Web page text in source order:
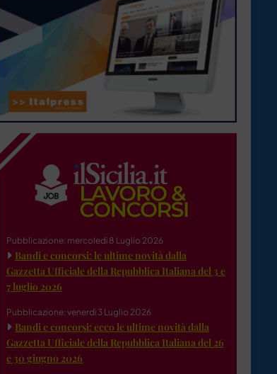
Pubblicazione: mercoledì 8 Luglio 2026
Bandi e concorsi: le ultime novità dalla
Gazzetta Ufficiale della Repubblica Italiana del 3 e
7 luglio 2026
Pubblicazione: venerdì 3 Luglio 2026
Bandi e concorsi: ecco le ultime novità dalla
Gazzetta Ufficiale della Repubblica Italiana del 26
e 30 giugno 2026